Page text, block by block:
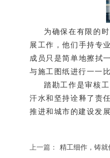
为确保在有限的
展工作，他们手持专
成员只是简单地擦拭
与施工图纸进行一一
踏勘工作是审核
汗水和坚持诠释了责
推进和城市的建设发
上一篇： 精工细作，铸就